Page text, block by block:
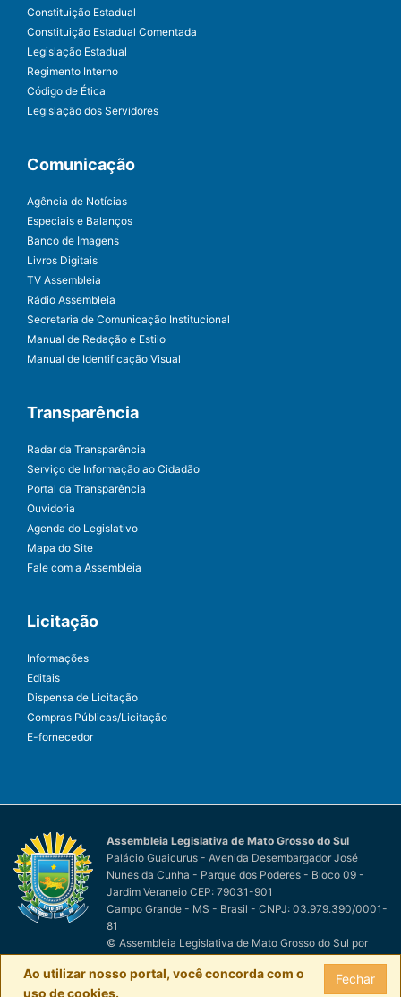
Constituição Estadual
Constituição Estadual Comentada
Legislação Estadual
Regimento Interno
Código de Ética
Legislação dos Servidores
Comunicação
Agência de Notícias
Especiais e Balanços
Banco de Imagens
Livros Digitais
TV Assembleia
Rádio Assembleia
Secretaria de Comunicação Institucional
Manual de Redação e Estilo
Manual de Identificação Visual
Transparência
Radar da Transparência
Serviço de Informação ao Cidadão
Portal da Transparência
Ouvidoria
Agenda do Legislativo
Mapa do Site
Fale com a Assembleia
Licitação
Informações
Editais
Dispensa de Licitação
Compras Públicas/Licitação
E-fornecedor
Assembleia Legislativa de Mato Grosso do Sul
Palácio Guaicurus - Avenida Desembargador José
Nunes da Cunha - Parque dos Poderes - Bloco 09 -
Jardim Veraneio CEP: 79031-901
Campo Grande - MS - Brasil - CNPJ: 03.979.390/0001-
81
© Assembleia Legislativa de Mato Grosso do Sul por
Fechar
Ao utilizar nosso portal, você concorda com o
uso de cookies.